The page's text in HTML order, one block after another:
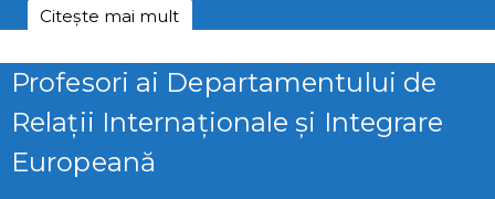
Citește mai mult
Profesori ai Departamentului de
Relații Internaționale și Integrare
Europeană